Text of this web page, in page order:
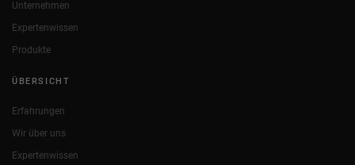
Unternehmen
Expertenwissen
Produkte
ÜBERSICHT
Erfahrungen
Wir über uns
Expertenwissen